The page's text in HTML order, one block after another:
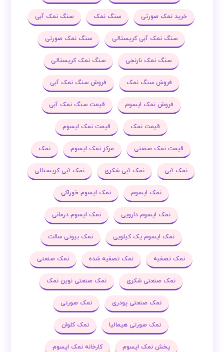
خرید نمک صورتی سنگ نمک سنگ نمک آبی
سنگ نمک آبی کریستالی سنگ نمک صورتی
سنگ نمک نارنجی سنگ نمک کریستالی
فروش سنگ نمک فروش سنگ نمک آبی
فروش نمک اپسوم قیمت سنگ نمک آبی
قیمت نمک قیمت نمک اپسوم
قیمت نمک صنعتی مرکز نمک اپسوم نمک
نمک آبی نمک آبی شکری نمک آبی کریستالی
نمک اپسوم نمک اپسوم خوراکی
نمک اپسوم دارویی نمک اپسوم درمانی
نمک اپسوم یک کیلویی نمک بیوتی سالت
نمک تصفیه نمک تصفیه شده نمک صنعتی
نمک صنعتی شکری نمک صنعتی نوین نمک
نمک صنعتی پودری نمک صورتی
نمک صورتی هیمالیا نمک کلوان
پخش نمک اپسوم کارخانه نمک اپسوم